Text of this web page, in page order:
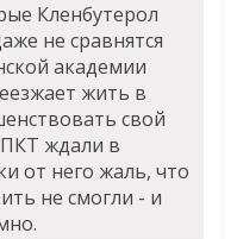
Кленбутерол
не сравнятся
академии
жить в
свой
ждали в
от него жаль, что
не смогли - и